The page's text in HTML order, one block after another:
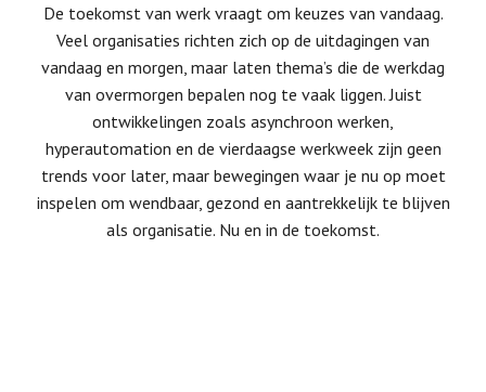
De toekomst van werk vraagt om keuzes van vandaag.
Veel organisaties richten zich op de uitdagingen van
vandaag en morgen, maar laten thema’s die de werkdag
van overmorgen bepalen nog te vaak liggen. Juist
ontwikkelingen zoals asynchroon werken,
hyperautomation en de vierdaagse werkweek zijn geen
trends voor later, maar bewegingen waar je nu op moet
inspelen om wendbaar, gezond en aantrekkelijk te blijven
als organisatie. Nu en in de toekomst.